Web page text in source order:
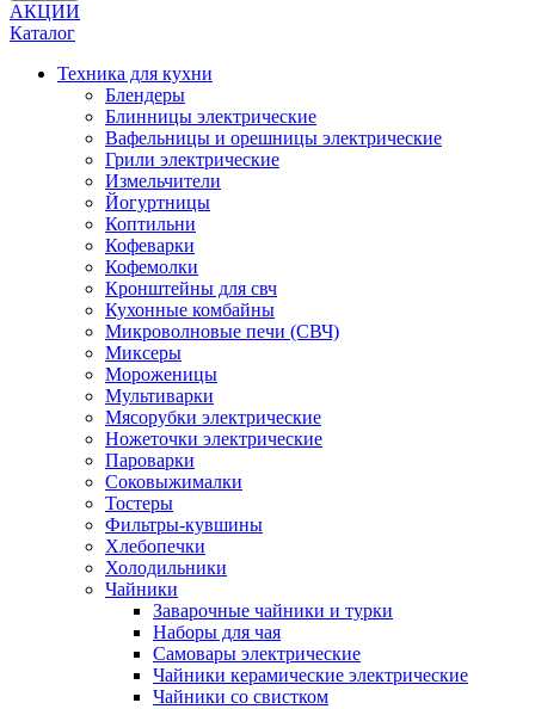
АКЦИИ
Каталог
Техника для кухни
Блендеры
Блинницы электрические
Вафельницы и орешницы электрические
Грили электрические
Измельчители
Йогуртницы
Коптильни
Кофеварки
Кофемолки
Кронштейны для свч
Кухонные комбайны
Микроволновые печи (СВЧ)
Миксеры
Мороженицы
Мультиварки
Мясорубки электрические
Ножеточки электрические
Пароварки
Соковыжималки
Тостеры
Фильтры-кувшины
Хлебопечки
Холодильники
Чайники
Заварочные чайники и турки
Наборы для чая
Самовары электрические
Чайники керамические электрические
Чайники со свистком